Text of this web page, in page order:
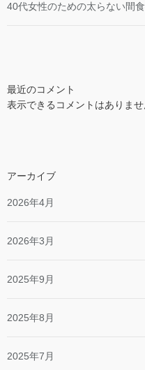
40代女性のための太らない間
最近のコメント
表示できるコメントはありませ
アーカイブ
2026年4月
2026年3月
2025年9月
2025年8月
2025年7月